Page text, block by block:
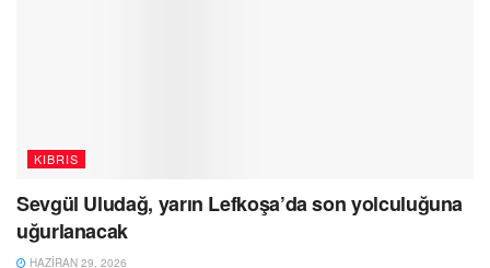
KIBRIS
Sevgül Uludağ, yarın Lefkoşa’da son yolculuğuna
uğurlanacak
HAZIRAN 29, 2026